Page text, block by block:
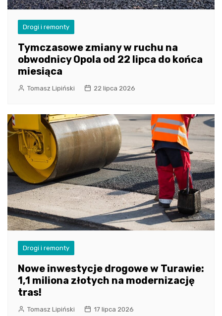
Drogi i remonty
Tymczasowe zmiany w ruchu na
obwodnicy Opola od 22 lipca do końca
miesiąca
Tomasz Lipiński 22 lipca 2026
Drogi i remonty
Nowe inwestycje drogowe w Turawie:
1,1 miliona złotych na modernizację
tras!
Tomasz Lipiński 17 lipca 2026